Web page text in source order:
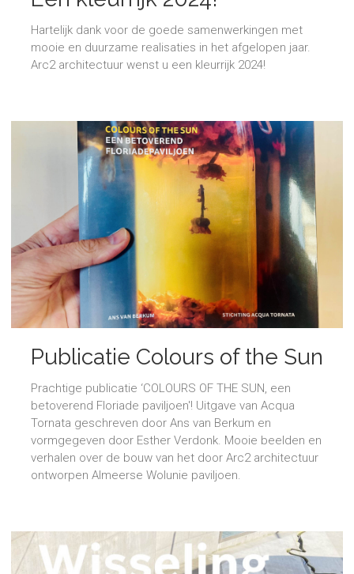
Hartelijk dank voor de goede samenwerkingen met
mooie en duurzame realisaties in het afgelopen jaar.
Arc2 architectuur wenst u een kleurrijk 2024!
Publicatie Colours of the Sun
Prachtige publicatie ‘COLOURS OF THE SUN, een
betoverend Floriade paviljoen'! Uitgave van Acqua
Tornata geschreven door Ans van Berkum en
vormgegeven door Esther Verdonk. Mooie beelden en
verhalen over de bouw van het door Arc2 architectuur
ontworpen Almeerse Wolunie paviljoen.